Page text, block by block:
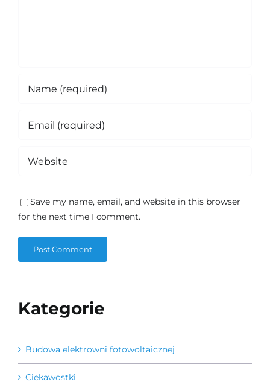
Save my name, email, and website in this browser
for the next time I comment.
Kategorie
Budowa elektrowni fotowoltaicznej
Ciekawostki